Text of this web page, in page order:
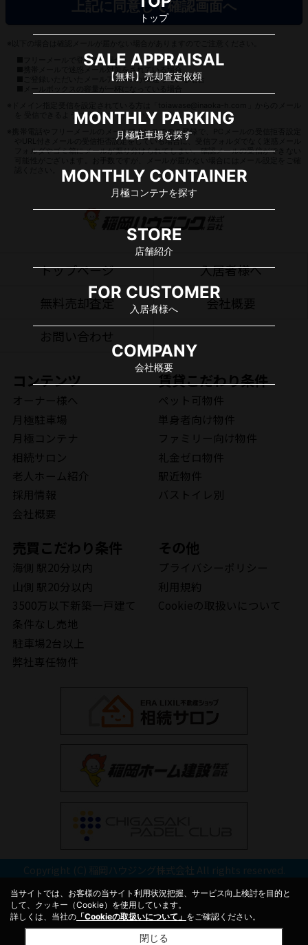
トップ
SALE APPRAISAL
【無料】売却査定依頼
MONTHLY PARKING
月極駐車場を探す
MONTHLY CONTAINER
月極コンテナを探す
STORE
店舗紹介
FOR CUSTOMER
入居者様へ
COMPANY
会社概要
■フリーメールで登録する場合
■携帯メールで迷惑メール対策をされている場合
■ご登録いただいたメールアドレスが間違っている場合
を 受信できるように設定してください。
※携帯電話やフリーメールのメールアドレスでのご登録で、PCメールの受信拒否設定
やURL付きメールの受信拒否設定をしている場合に、受信フォルダでなく迷惑メール
フォルダやゴミ箱にメールが振り分けられてしまい、確認メールの受信ができない
トップページ
入居者様へ
無料売却査定
会社概要
お問い合わせ
コンテンツ
オーナー様へ
月極駐車場
月極コンテナ
相続サロン
老人ホーム紹介
採用情報
会社概要
賃貸こだわり条件
ペット可物件
単身者向け物件
ファミリー向け物件
礼金ゼロ物件
駅近物件
バストイレ別
売買こだわり条件
海側 駅20分以内
山側 駅20分以内
3500万以下新築一戸建て
条件なし売地
駐車場2台以上
弊社専任物件
その他
プライバシーポリシー
利用規約
Cookieの取扱いについて
Copyright (C) 稲岡ハウジング株式会社 All rights reserved.
当サイトでは、お客様の当サイト利用状況把握、サービス向上検討を目的と
して、クッキー（Cookie）を使用しています。
詳しくは、当社の 「Cookieの取扱いについて」 をご確認ください。
閉じる